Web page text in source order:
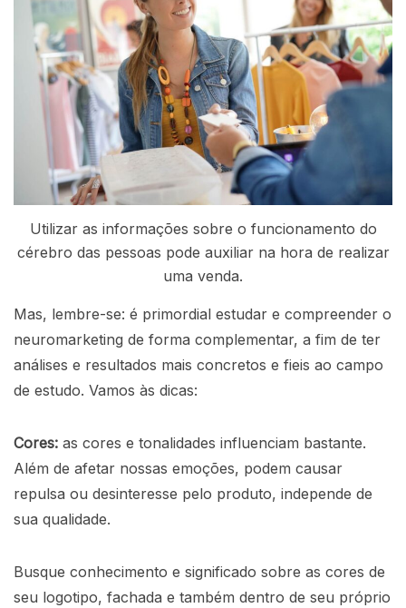
Utilizar as informações sobre o funcionamento do
cérebro das pessoas pode auxiliar na hora de realizar
uma venda.
Mas, lembre-se: é primordial estudar e compreender o
neuromarketing de forma complementar, a fim de ter
análises e resultados mais concretos e fieis ao campo
de estudo. Vamos às dicas:
Cores: as cores e tonalidades influenciam bastante.
Além de afetar nossas emoções, podem causar
repulsa ou desinteresse pelo produto, independe de
sua qualidade.
Busque conhecimento e significado sobre as cores de
seu logotipo, fachada e também dentro de seu próprio